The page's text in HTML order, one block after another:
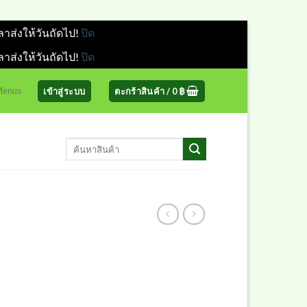
ส่งให้วันถัดไป! ปิด
ส่งให้วันถัดไป! ปิด
เข้าสู่ระบบ ตะกร้าสินค้า / 0฿
ค้นหา: